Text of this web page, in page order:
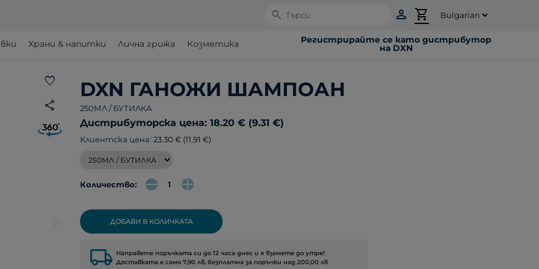
Search person shopping_cart
Храни & напитки Лична грижа Козметика Регистрирайте се като дистрибутор
на DXN
favorite
share
DXN ГАНОЖИ ШАМПОАН
250МЛ / БУТИЛКА
Дистрибуторска цена: 18.20 € (9.31 €)
Клиентска цена: 23.30 € (11.91 €)
Количество:
ДОБАВИ В КОЛИЧКАТА
local_shipping Направете поръчката си до 12 часа днес и я вземете до утре!
Доставката е само 7,90 лв, безплатна за поръчки над 200,00 лв